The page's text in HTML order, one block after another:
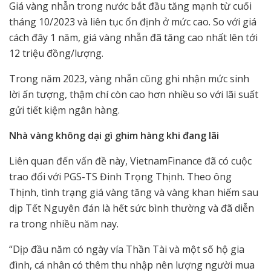
Giá vàng nhẫn trong nước bắt đầu tăng mạnh từ cuối
tháng 10/2023 và liên tục ổn định ở mức cao. So với giá
cách đây 1 năm, giá vàng nhẫn đã tăng cao nhất lên tới
12 triệu đồng/lượng.
Trong năm 2023, vàng nhẫn cũng ghi nhận mức sinh
lời ấn tượng, thậm chí còn cao hơn nhiều so với lãi suất
gửi tiết kiệm ngân hàng.
Nhà vàng không dại gì ghim hàng khi đang lãi
Liên quan đến vấn đề này, VietnamFinance đã có cuộc
trao đổi với PGS-TS Đinh Trọng Thịnh. Theo ông
Thịnh, tình trạng giá vàng tăng và vàng khan hiếm sau
dịp Tết Nguyên đán là hết sức bình thường và đã diễn
ra trong nhiều năm nay.
“Dịp đầu năm có ngày vía Thần Tài và một số hộ gia
đình, cá nhân có thêm thu nhập nên lượng người mua